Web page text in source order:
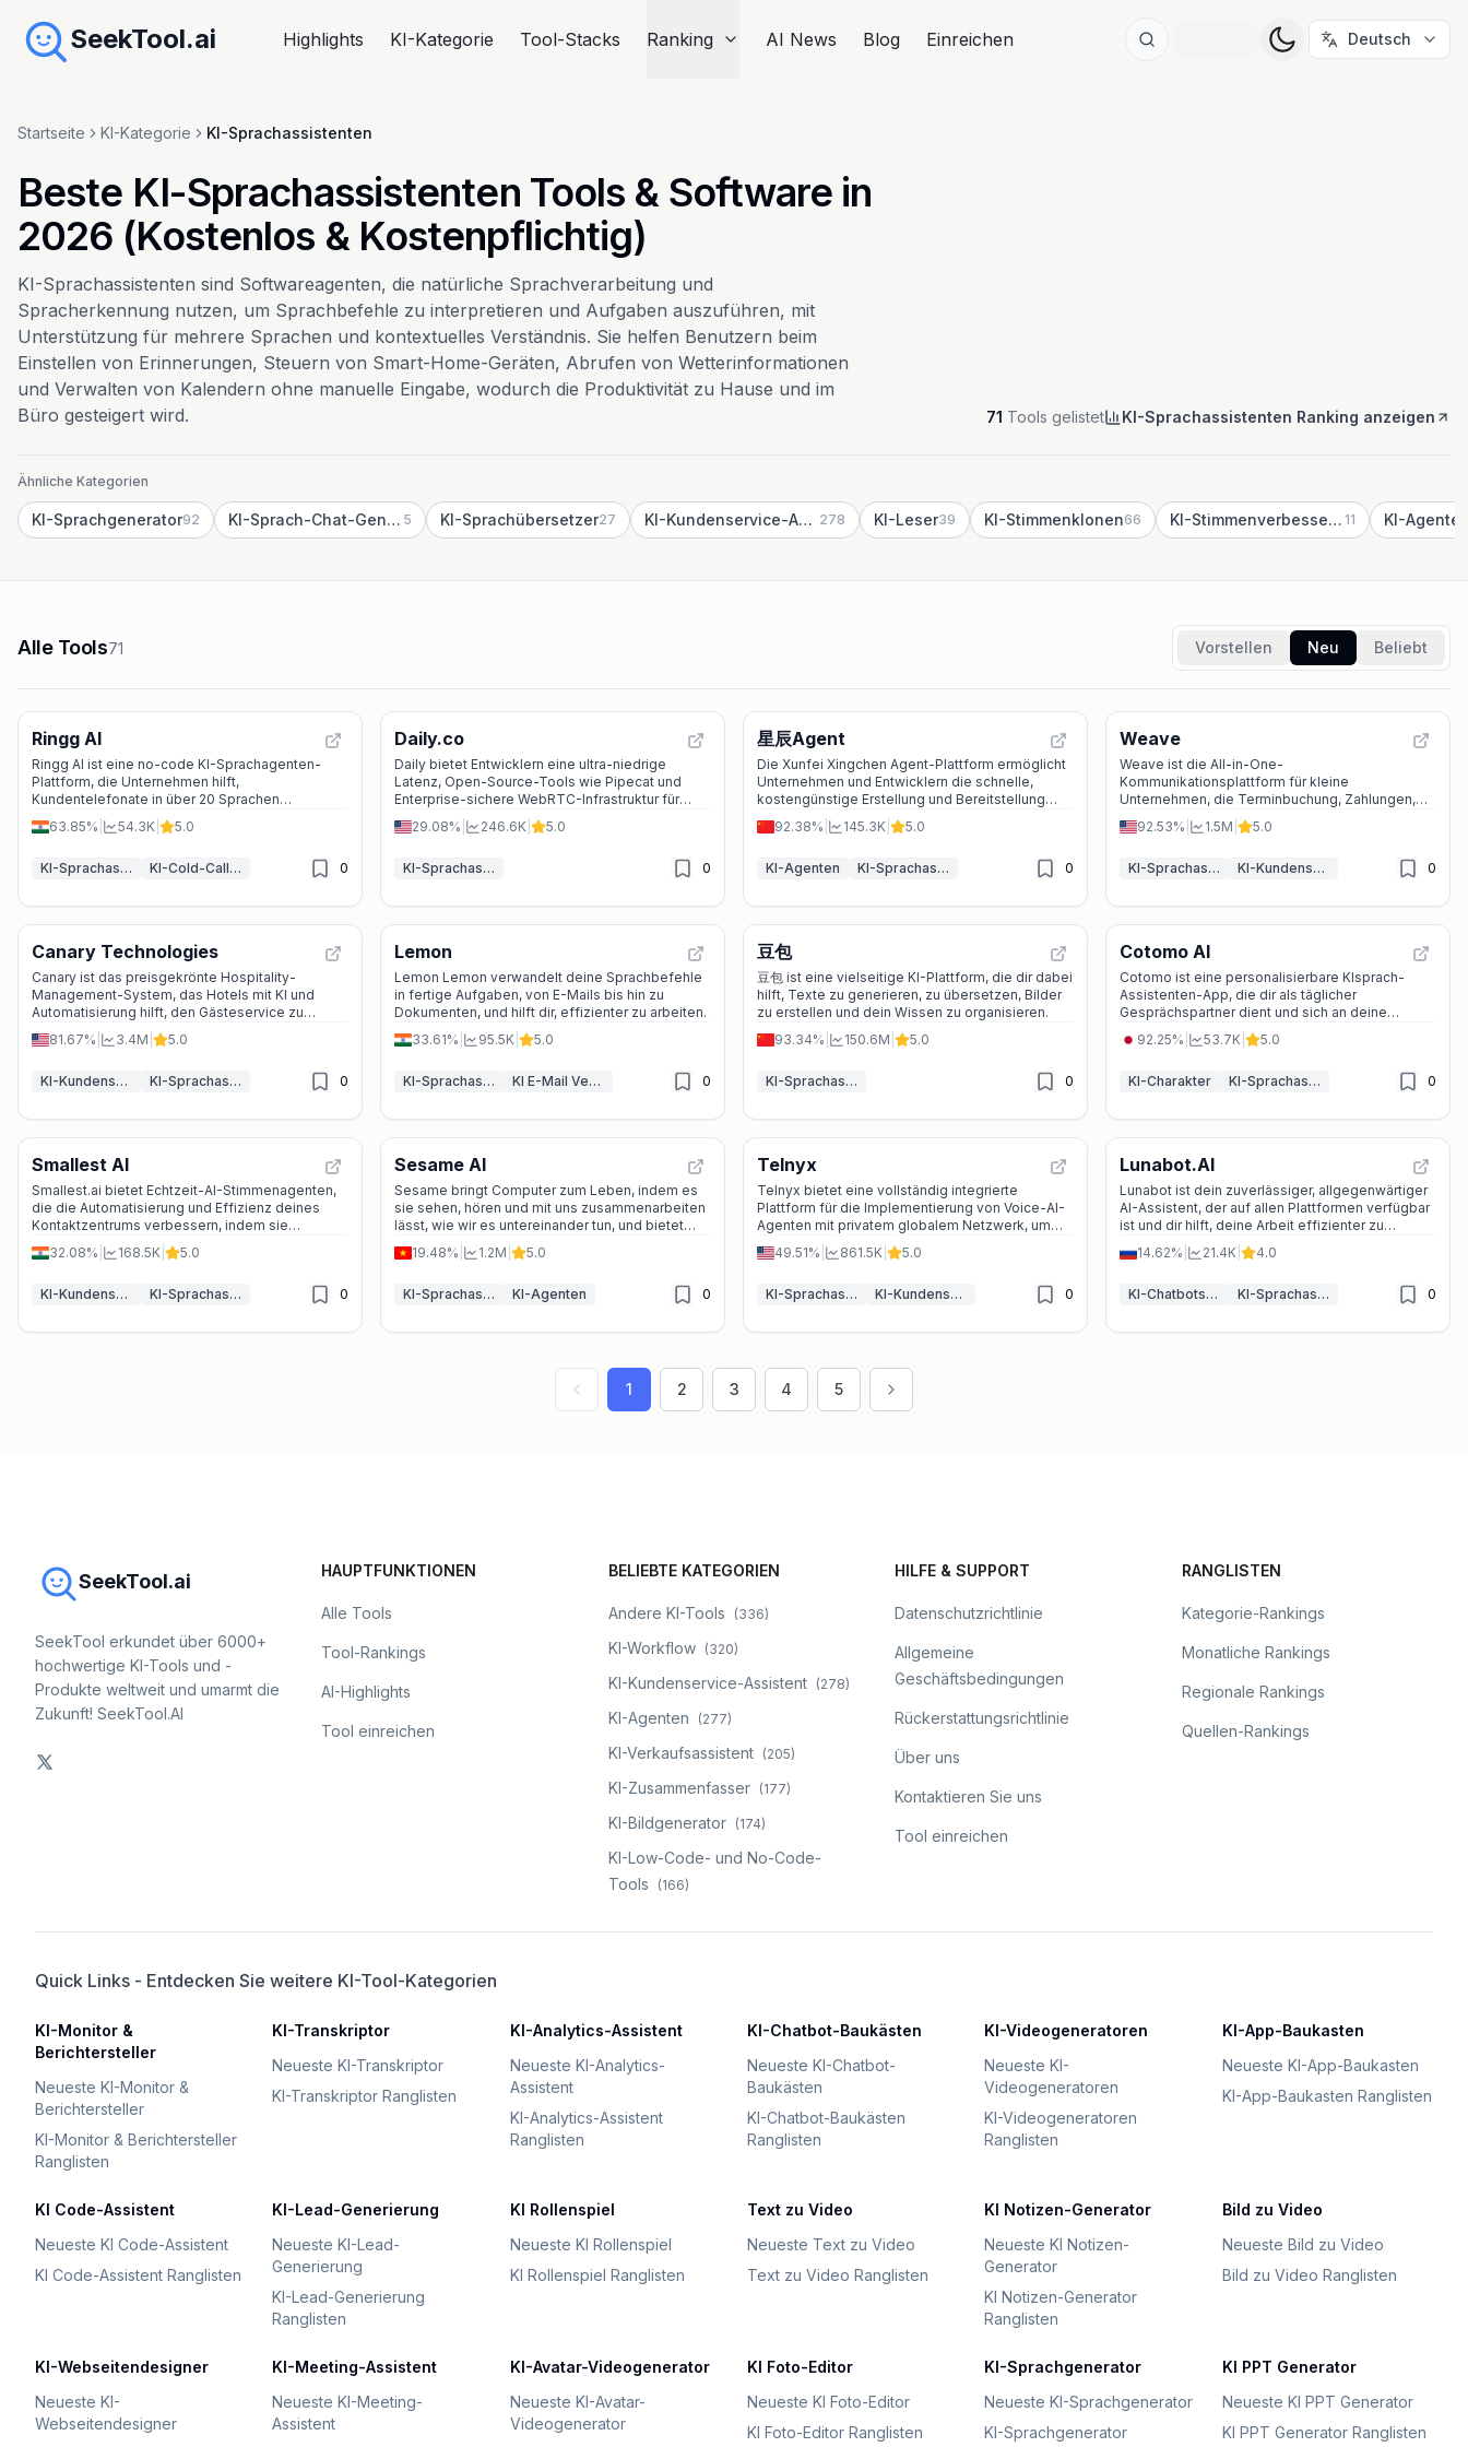
SeekTool.ai Highlights KI-Kategorie Tool-Stacks Ranking AI News Blog Einreichen Deutsch
Startseite KI-Kategorie KI-Sprachassistenten
Beste KI-Sprachassistenten Tools & Software in
2026 (Kostenlos & Kostenpflichtig)
KI-Sprachassistenten sind Softwareagenten, die natürliche Sprachverarbeitung und
Spracherkennung nutzen, um Sprachbefehle zu interpretieren und Aufgaben auszuführen, mit
Unterstützung für mehrere Sprachen und kontextuelles Verständnis. Sie helfen Benutzern beim
Einstellen von Erinnerungen, Steuern von Smart-Home-Geräten, Abrufen von Wetterinformationen
und Verwalten von Kalendern ohne manuelle Eingabe, wodurch die Produktivität zu Hause und im
Büro gesteigert wird.
71 Tools gelistet KI-Sprachassistenten Ranking anzeigen
Ähnliche Kategorien
KI-Sprachgenerator92 KI-Sprach-Chat-Generator 5 KI-Sprachübersetzer27 KI-Kundenservice-Assistent 278 KI-Leser39 KI-Stimmenklonen66 KI-Stimmenverbesserer 11 KI-
Alle Tools71 Vorstellen Neu Beliebt
Ringg AI
Ringg AI ist eine no-code KI-Sprachagenten-
Plattform, die Unternehmen hilft,
Kundentelefonate in über 20 Sprachen
automatisch, sicher und skalierbar zu führen.
63.85% 54.3K 5.0
KI-Sprachassistenten KI-Cold-Calling 0
Daily.co
Daily bietet Entwicklern eine ultra-niedrige
Latenz, Open-Source-Tools wie Pipecat und
Enterprise-sichere WebRTC-Infrastruktur für
Echtzeit-Sprach-, Video- und KI-Anwendungen.
29.08% 246.6K 5.0
KI-Sprachassistenten 0
星辰Agent
Die Xunfei Xingchen Agent-Plattform ermöglicht
Unternehmen und Entwicklern die schnelle,
kostengünstige Erstellung und Bereitstellung
produktionsreifer, maßgeschneiderter KI-
Agenten mit Sprach-, RPA- und Multi-Channel-
92.38% 145.3K 5.0
KI-Agenten KI-Sprachassistenten 0
Weave
Weave ist die All-in-One-
Kommunikationsplattform für kleine
Unternehmen, die Terminbuchung, Zahlungen,
Bewertungen und KI-gestützte Automatisierung
nahtlos vereint.
92.53% 1.5M 5.0
KI-Sprachassistenten KI-Kundenservice-Assistent 0
Canary Technologies
Canary ist das preisgekrönte Hospitality-
Management-System, das Hotels mit KI und
Automatisierung hilft, den Gästeservice zu
verbessern, Kosten zu senken und mehr Umsatz
zu generieren.
81.67% 3.4M 5.0
KI-Kundenservice-Assistent KI-Sprachassistenten 0
Lemon
Lemon Lemon verwandelt deine Sprachbefehle
in fertige Aufgaben, von E-Mails bis hin zu
Dokumenten, und hilft dir, effizienter zu arbeiten.
33.61%
95.5K 5.0
KI-Sprachassistenten KI E-Mail Verfasser 0
豆包
豆包 ist eine vielseitige KI-Plattform, die dir dabei
hilft, Texte zu generieren, zu übersetzen, Bilder
zu erstellen und dein Wissen zu organisieren.
93.34%
150.6M 5.0
KI-Sprachassistenten 0
Cotomo AI
Cotomo ist eine personalisierbare KIsprach-
Assistenten-App, die dir als täglicher
Gesprächspartner dient und sich an deine
Gespräche erinnert, um ein engerer Begleiter zu
werden.
92.25% 53.7K 5.0
KI-Charakter KI-Sprachassistenten 0
Smallest AI
Smallest.ai bietet Echtzeit-AI-Stimmenagenten,
die die Automatisierung und Effizienz deines
Kontaktzentrums verbessern, indem sie
natürliche und menschengleiche Interaktionen
ermöglichen.
32.08% 168.5K 5.0
KI-Kundenservice-Assistent KI-Sprachassistenten 0
Sesame AI
Sesame bringt Computer zum Leben, indem es
sie sehen, hören und mit uns zusammenarbeiten
lässt, wie wir es untereinander tun, und bietet
dabei einen persönlichen Assistenten und
leichte Brillen für den täglichen Gebrauch.
19.48% 1.2M 5.0
KI-Sprachassistenten KI-Agenten 0
Telnyx
Telnyx bietet eine vollständig integrierte
Plattform für die Implementierung von Voice-AI-
Agenten mit privatem globalem Netzwerk, um
unübertroffene Sprachqualität und minimale
Latenz zu gewährleisten.
49.51% 861.5K 5.0
KI-Sprachassistenten KI-Kundenservice-Assistent 0
Lunabot.AI
Lunabot ist dein zuverlässiger, allgegenwärtiger
AI-Assistent, der auf allen Plattformen verfügbar
ist und dir hilft, deine Arbeit effizienter zu
gestalten, ohne dass du ein ChatGPT-Konto oder
OpenAI-Schlüssel benötigst.
14.62% 21.4K 4.0
KI-Chatbots & LLM KI-Sprachassistenten 0
1 2 3 4 5
SeekTool.ai
SeekTool erkundet über 6000+
hochwertige KI-Tools und -
Produkte weltweit und umarmt die
Zukunft! SeekTool.AI
HAUPTFUNKTIONEN
Alle Tools
Tool-Rankings
AI-Highlights
Tool einreichen
BELIEBTE KATEGORIEN
Andere KI-Tools (336)
KI-Workflow (320)
KI-Kundenservice-Assistent (278)
KI-Agenten (277)
KI-Verkaufsassistent (205)
KI-Zusammenfasser (177)
KI-Bildgenerator (174)
KI-Low-Code- und No-Code-
Tools
(166)
HILFE & SUPPORT
Datenschutzrichtlinie
Allgemeine
Geschäftsbedingungen
Rückerstattungsrichtlinie
Über uns
Kontaktieren Sie uns
Tool einreichen
RANGLISTEN
Kategorie-Rankings
Monatliche Rankings
Regionale Rankings
Quellen-Rankings
Quick Links - Entdecken Sie weitere KI-Tool-Kategorien
KI-Monitor &
Berichtersteller
Neueste KI-Monitor &
Berichtersteller
KI-Monitor & Berichtersteller
Ranglisten
KI-Transkriptor
Neueste KI-Transkriptor
KI-Transkriptor Ranglisten
KI-Analytics-Assistent
Neueste KI-Analytics-
Assistent
KI-Analytics-Assistent
Ranglisten
KI-Chatbot-Baukästen
Neueste KI-Chatbot-
Baukästen
KI-Chatbot-Baukästen
Ranglisten
KI-Videogeneratoren
Neueste KI-
Videogeneratoren
KI-Videogeneratoren
Ranglisten
KI-App-Baukasten
Neueste KI-App-Baukasten
KI-App-Baukasten Ranglisten
KI Code-Assistent
Neueste KI Code-Assistent
KI Code-Assistent Ranglisten
KI-Lead-Generierung
Neueste KI-Lead-
Generierung
KI-Lead-Generierung
Ranglisten
KI Rollenspiel
Neueste KI Rollenspiel
KI Rollenspiel Ranglisten
Text zu Video
Neueste Text zu Video
Text zu Video Ranglisten
KI Notizen-Generator
Neueste KI Notizen-
Generator
KI Notizen-Generator
Ranglisten
Bild zu Video
Neueste Bild zu Video
Bild zu Video Ranglisten
KI-Webseitendesigner
Neueste KI-
Webseitendesigner
KI-Meeting-Assistent
Neueste KI-Meeting-
Assistent
KI-Avatar-Videogenerator
Neueste KI-Avatar-
Videogenerator
KI Foto-Editor
Neueste KI Foto-Editor
KI Foto-Editor Ranglisten
KI-Sprachgenerator
Neueste KI-Sprachgenerator
KI-Sprachgenerator
KI PPT Generator
Neueste KI PPT Generator
KI PPT Generator Ranglisten